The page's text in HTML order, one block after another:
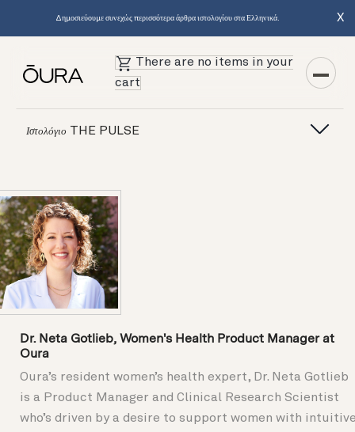
Δημοσιεύουμε συνεχώς περισσότερα άρθρα ιστολογίου στα Ελληνικά. X
There are no items in your
cart
Ιστολόγιο THE PULSE
Dr. Neta Gotlieb, Women's Health Product Manager at
Oura
Oura’s resident women’s health expert, Dr. Neta Gotlieb
is a Product Manager and Clinical Research Scientist
who’s driven by a desire to support women with